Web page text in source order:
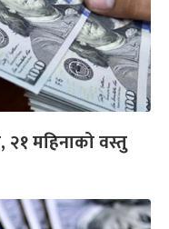
२१ महिनाको वस्तु